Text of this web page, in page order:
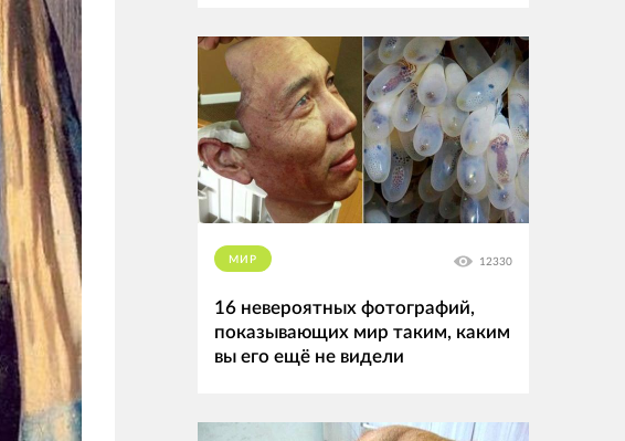
МИР 12330
16 невероятных фотографий,
показывающих мир таким, каким
вы его ещё не видели